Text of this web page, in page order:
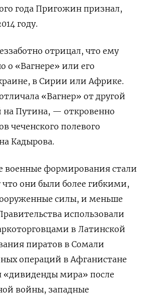
года Пригожин признал,
году.
отрицал, что ему
о «Вагнере» или его
в Сирии или Африке.
«Вагнер» от другой
на Путина, — откровенно
чеченского полевого
Кадырова.
военные формирования стали
они были более гибкими,
силы, и меньше
использовали
в Латинской
пиратов в Сомали
операций в Афганистане
мира» после
войны, западные